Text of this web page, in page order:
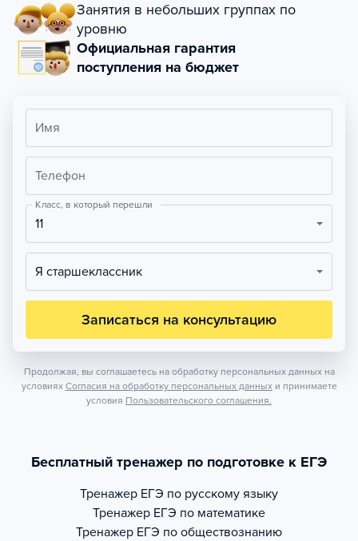
Занятия в небольших группах по
уровню
Официальная гарантия
поступления на бюджет
Имя
Телефон
Класс, в который перешли
11
Я старшеклассник
Записаться на консультацию
Продолжая, вы соглашаетесь на обработку персональных данных на
условиях Согласия на обработку персональных данных и принимаете
условия Пользовательского соглашения.
Бесплатный тренажер по подготовке к ЕГЭ
Тренажер ЕГЭ по русскому языку
Тренажер ЕГЭ по математике
Тренажер ЕГЭ по обществознанию